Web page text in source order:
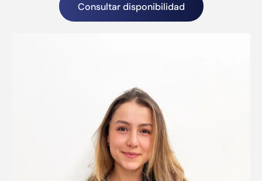
Consultar disponibilidad